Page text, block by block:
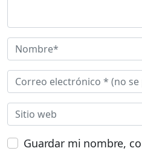
Guardar mi nombre,